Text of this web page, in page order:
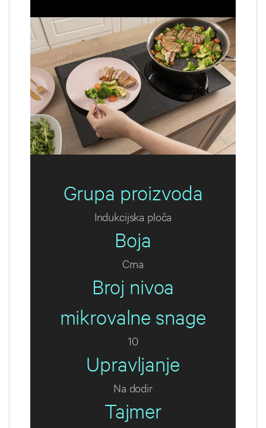
Grupa proizvoda
Indukcijska ploča
Boja
Crna
Broj nivoa
mikrovalne snage
10
Upravljanje
Na dodir
Tajmer